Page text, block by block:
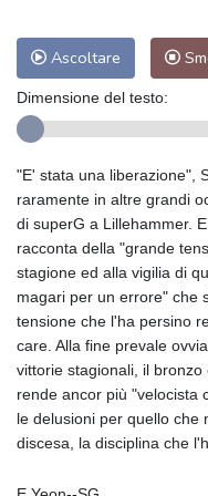
Ascoltare
Dimensione del testo:
"E' stata una liberazione",
raramente in altre grandi
di superG a Lillehammer.
racconta della "grande
stagione ed alla vigilia di
magari per un errore" che
tensione che l'ha persino
care. Alla fine prevale
vittorie stagionali, il
rende ancor più "velocista
le delusioni per quello che
discesa, la disciplina che